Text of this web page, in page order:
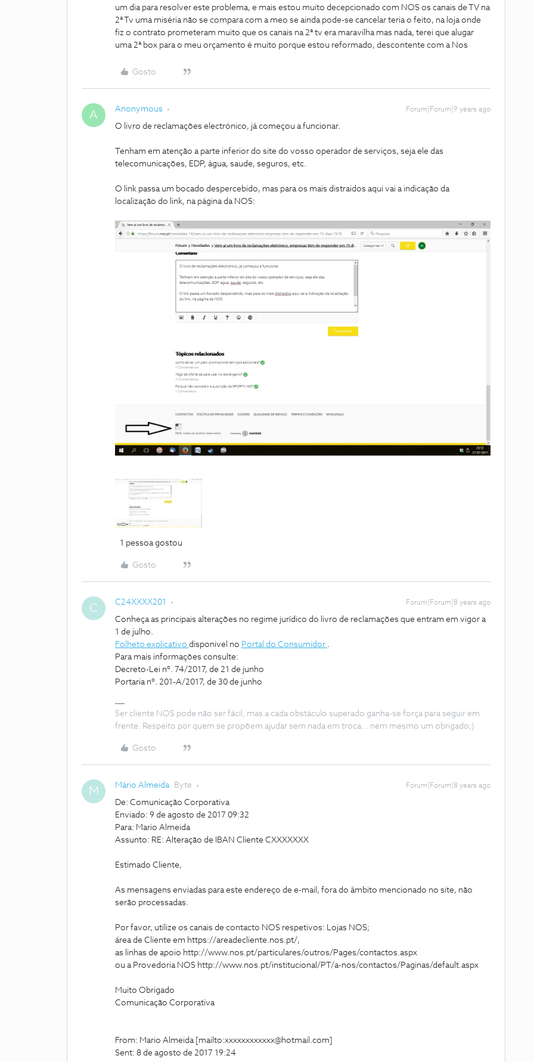
um dia para resolver este problema, e mais estou muito decepcionado com NOS os canais de TV na
2ª Tv uma miséria não se compara com a meo se ainda pode-se cancelar teria o feito, na loja onde
fiz o contrato prometeram muito que os canais na 2ª tv era maravilha mas nada, terei que alugar
uma 2ª box para o meu orçamento é muito porque estou reformado, descontente com a Nos
Gosto
A Anonymous Forum|Forum|9 years ago
O livro de reclamações electrónico, já começou a funcionar.
Tenham em atenção a parte inferior do site do vosso operador de serviços, seja ele das
telecomunicações, EDP, água, saude, seguros, etc.
O link passa um bocado despercebido, mas para os mais distraidos aqui vai a indicação da
localização do link, na página da NOS:
1 pessoa gostou
Gosto
C C24XXXX201 Forum|Forum|8 years ago
Conheça as principais alterações no regime jurídico do livro de reclamações que entram em vigor a
1 de julho.
Folheto explicativo disponivel no Portal do Consumidor
Para mais informações consulte:
Decreto-Lei nº. 74/2017, de 21 de junho
Portaria nº. 201-A/2017, de 30 de junho
Ser cliente NOS pode não ser fácil, mas a cada obstáculo superado ganha-se força para seguir em
frente. Respeito por quem se propõem ajudar sem nada em troca... nem mesmo um obrigado;)
Gosto
M Mário Almeida Byte Forum|Forum|8 years ago
De: Comunicação Corporativa
Enviado: 9 de agosto de 2017 09:32
Para: Mario Almeida
Assunto: RE: Alteração de IBAN Cliente CXXXXXXX
Estimado Cliente,
As mensagens enviadas para este endereço de e-mail, fora do âmbito mencionado no site, não
serão processadas.
Por favor, utilize os canais de contacto NOS respetivos: Lojas NOS;
área de Cliente em https://areadecliente.nos.pt/,
as linhas de apoio http://www.nos.pt/particulares/outros/Pages/contactos.aspx
ou a Provedoria NOS http://www.nos.pt/institucional/PT/a-nos/contactos/Paginas/default.aspx
Muito Obrigado
Comunicação Corporativa
From: Mario Almeida [mailto:xxxxxxxxxxxx@hotmail.com]
Sent: 8 de agosto de 2017 19:24